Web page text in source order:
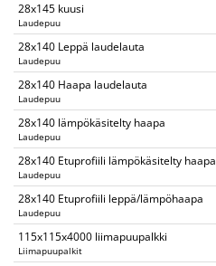
28x145 kuusi
Laudepuu
28x140 Leppä laudelauta
Laudepuu
28x140 Haapa laudelauta
Laudepuu
28x140 lämpökäsitelty haapa
Laudepuu
28x140 Etuprofiili lämpökäsitelty haapa
Laudepuu
28x140 Etuprofiili leppä/lämpöhaapa
Laudepuu
115x115x4000 liimapuupalkki
Liimapuupalkit